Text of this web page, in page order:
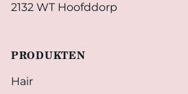
2132 WT Hoofddorp
PRODUKTEN
Hair